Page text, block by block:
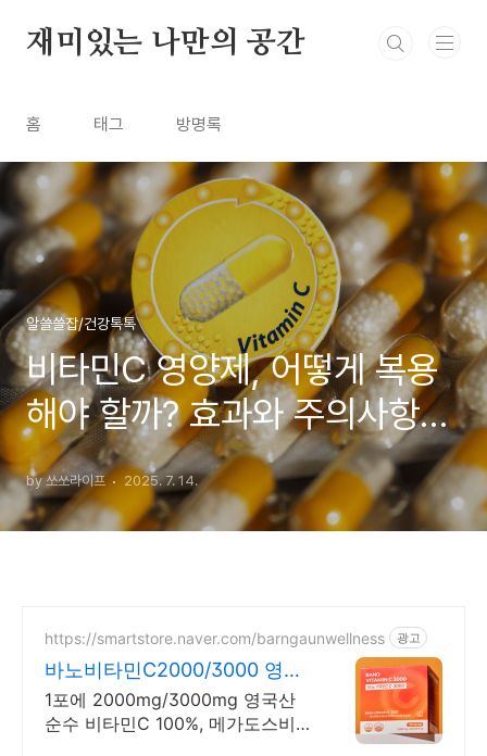
재미있는 나만의 공간
홈 태그 방명록
알쓸쓸잡/건강톡톡
비타민C 영양제, 어떻게 복용
해야 할까? 효과와 주의사항까
지 총정리
by 쏘쏘라이프 2025. 7. 14.
https://smartstore.naver.com/barngaunwellness 광고
바노비타민C2000/3000 영국
산 DSM 비타민C
1포에 2000mg/3000mg 영국산
순수 비타민C 100%, 메가도스비